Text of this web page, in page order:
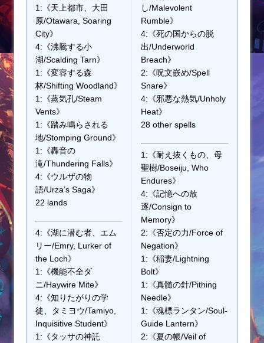
1:《天上都市、大田
原/Otawara, Soaring
City》
4:《沸騰する小
湖/Scalding Tarn》
1:《変容する森
林/Shifting Woodland》
1:《蒸気孔/Steam
Vents》
1:《踏み鳴らされる
地/Stomping Ground》
1:《轟音の
滝/Thundering Falls》
4:《ウルザの物
語/Urza’s Saga》
22 lands
4:《湖に潜む者、エム
リー/Emry, Lurker of
the Loch》
1:《機能不全ダ
ニ/Haywire Mite》
4:《知りたがりの学
徒、タミヨウ/Tamiyo,
Inquisitive Student》
1:《タッサの神託
し/Malevolent
Rumble》
4:《死の国からの脱
出/Underworld
Breach》
2:《呪文嵌め/Spell
Snare》
4:《邪悪な熱気/Unholy
Heat》
28 other spells
1:《耐え抜くもの、母
聖樹/Boseiju, Who
Endures》
4:《記憶への放
逐/Consign to
Memory》
2:《否定の力/Force of
Negation》
1:《稲妻/Lightning
Bolt》
1:《真髄の針/Pithing
Needle》
1:《魂標ランタン/Soul-
Guide Lantern》
2:《夏の帳/Veil of